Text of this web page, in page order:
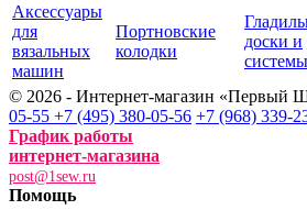
Аксессуары
для
вязальных
машин
Портновские
колодки
доски и
системы
© 2026 - Интернет-магазин «Первый
05-55 +7 (495) 380-05-56 +7 (968) 339-
График работы
интернет-магазина
post@1sew.ru
Помощь